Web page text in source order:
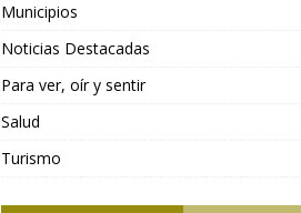
Municipios
Noticias Destacadas
Para ver, oír y sentir
Salud
Turismo